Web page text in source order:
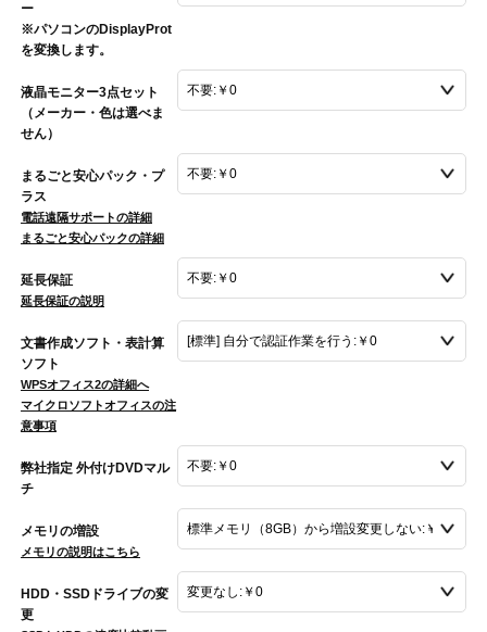
ー
※パソコンのDisplayProt
を変換します。
液晶モニター3点セット
（メーカー・色は選べま
せん）
まるごと安心パック・プ
ラス
電話遠隔サポートの詳細
まるごと安心パックの詳細
延長保証
延長保証の説明
文書作成ソフト・表計算
ソフト
WPSオフィス2の詳細へ
マイクロソフトオフィスの注
意事項
弊社指定 外付けDVDマル
チ
メモリの増設
メモリの説明はこちら
HDD・SSDドライブの変
更